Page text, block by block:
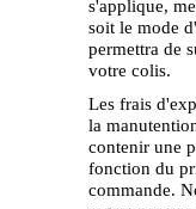
s'applique,
soit le mode
permettra de
votre colis.
Les frais
la
contenir une
fonction du
commande.